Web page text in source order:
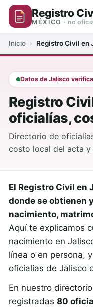
Registro
MÉXICO · no
Inicio › Registro Civil en
Datos de Jalisco
Registro
oficialías,
Directorio de
costo local del acta
El Registro Civil
donde se obtienen
nacimiento,
Aquí te explicamos
nacimiento en
línea o en persona,
oficialías de Jalisco
En nuestro
registradas 80